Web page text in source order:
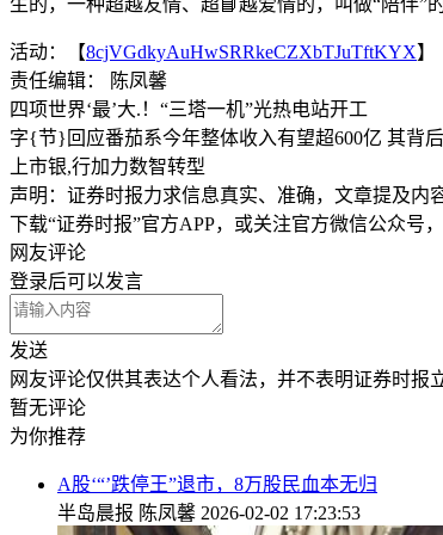
活动：【8cjVGdkyAuHwSRRkeCZXbTJuTftKYX】
责任编辑： 陈凤馨
四项世界‘最’大.！“三塔一机”光热电站开工
字{节}回应番茄系今年整体收入有望超600亿 其背
上市银,行加力数智转型
声明：证券时报力求信息真实、准确，文章提及内
下载“证券时报”官方APP，或关注官方微信公众号
网友评论
登录后可以发言
发送
网友评论仅供其表达个人看法，并不表明证券时报
暂无评论
为你推荐
A股‘“’跌停王”退市，8万股民血本无归
半岛晨报 陈凤馨 2026-02-02 17:23:53